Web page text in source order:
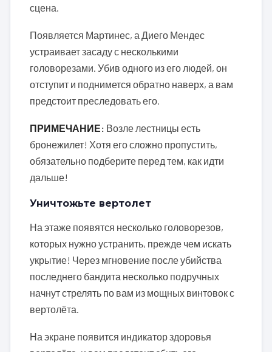
сцена.
Появляется Мартинес, а Диего Мендес
устраивает засаду с несколькими
головорезами. Убив одного из его людей, он
отступит и поднимется обратно наверх, а вам
предстоит преследовать его.
ПРИМЕЧАНИЕ: Возле лестницы есть
бронежилет! Хотя его сложно пропустить,
обязательно подберите перед тем, как идти
дальше!
Уничтожьте вертолет
На этаже появятся несколько головорезов,
которых нужно устранить, прежде чем искать
укрытие! Через мгновение после убийства
последнего бандита несколько подручных
начнут стрелять по вам из мощных винтовок с
вертолёта.
На экране появится индикатор здоровья